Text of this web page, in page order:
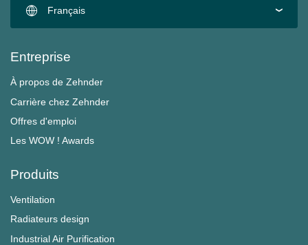
Français
Entreprise
À propos de Zehnder
Carrière chez Zehnder
Offres d'emploi
Les WOW ! Awards
Produits
Ventilation
Radiateurs design
Industrial Air Purification